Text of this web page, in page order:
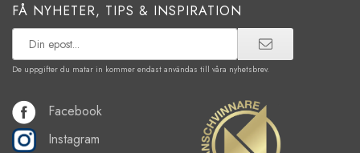
FÅ NYHETER, TIPS & INSPIRATION
De uppgifter du matar in kommer endast användas till våra nyhetsbrev.
Facebook
Instagram